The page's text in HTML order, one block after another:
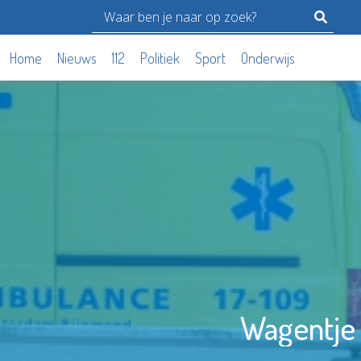
Home Nieuws 112 Politiek Sport Onderwijs